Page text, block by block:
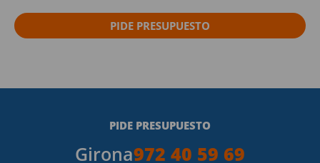
PIDE PRESUPUESTO
PIDE PRESUPUESTO
Girona972 40 59 69